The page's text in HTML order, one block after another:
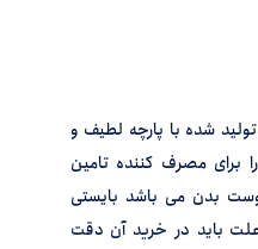
شده با پارچه لطیف و
برای مصرف کننده تامین
بدن می باشد بایستی
باید در خرید آن دقت